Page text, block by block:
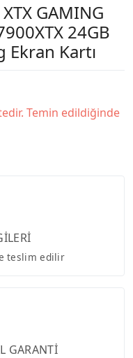
GAMING
24GB
Ekran Kartı
Temin edildiğinde
teslim edilir
GARANTİ